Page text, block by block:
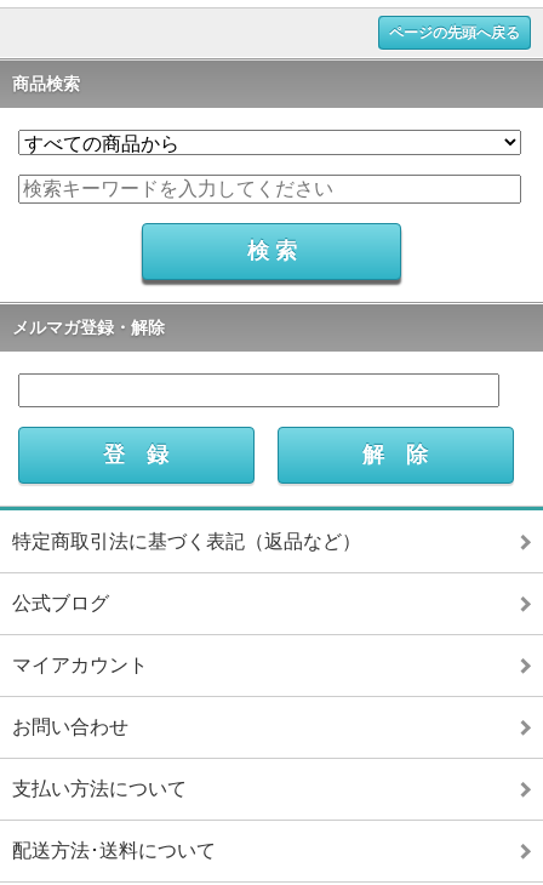
ページの先頭へ戻る
商品検索
メルマガ登録・解除
特定商取引法に基づく表記（返品など）
公式ブログ
マイアカウント
お問い合わせ
支払い方法について
配送方法･送料について